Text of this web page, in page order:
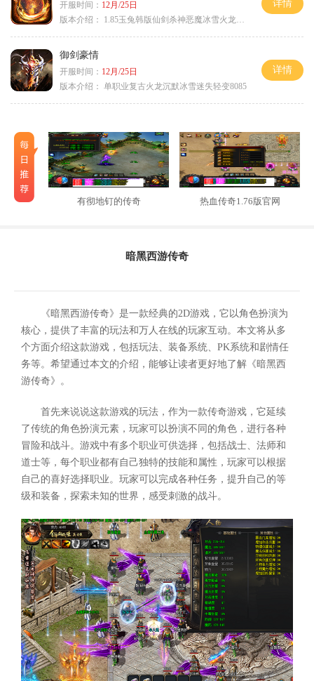
开服时间： 12月/25日
版本介绍：
1.85玉兔韩版仙剑杀神恶魔冰雪火龙神器专属
详情
御剑豪情
开服时间： 12月/25日
版本介绍： 单职业复古火龙沉默冰雪迷失轻变8085
详情
有彻地钉的传奇 热血传奇1.76版官网
暗黑西游传奇
《暗黑西游传奇》是一款经典的2D游戏，它以角色扮演为
核心，提供了丰富的玩法和万人在线的玩家互动。本文将从多
个方面介绍这款游戏，包括玩法、装备系统、PK系统和剧情任
务等。希望通过本文的介绍，能够让读者更好地了解《暗黑西
游传奇》。
首先来说说这款游戏的玩法，作为一款传奇游戏，它延续
了传统的角色扮演元素，玩家可以扮演不同的角色，进行各种
冒险和战斗。游戏中有多个职业可供选择，包括战士、法师和
道士等，每个职业都有自己独特的技能和属性，玩家可以根据
自己的喜好选择职业。玩家可以完成各种任务，提升自己的等
级和装备，探索未知的世界，感受刺激的战斗。